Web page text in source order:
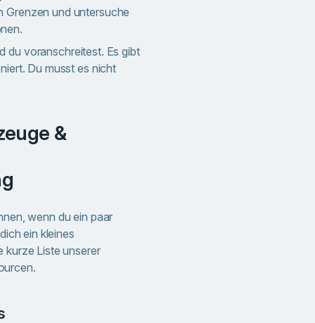
Grenzen und untersuche
du voranschreitest. Es gibt
Du musst es nicht
wenn du ein paar
ein kleines
kurze Liste unserer